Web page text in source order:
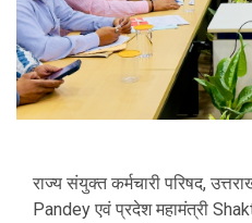
राज्य संयुक्त कर्मचारी परिषद,
Pandey एवं प्रदेश महामंत्री